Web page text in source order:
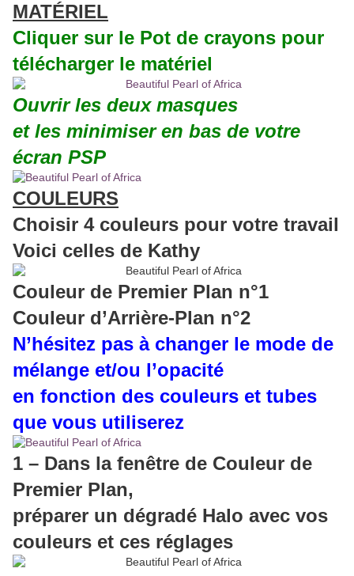
MATÉRIEL
Cliquer sur le Pot de crayons pour
télécharger le matériel
Ouvrir les deux masques
et les minimiser en bas de votre
écran PSP
COULEURS
Choisir 4 couleurs pour votre travail
Voici celles de Kathy
Couleur de Premier Plan n°1
Couleur d’Arrière-Plan n°2
N’hésitez pas à changer le mode de
mélange et/ou l’opacité
en fonction des couleurs et tubes
que vous utiliserez
1 – Dans la fenêtre de Couleur de
Premier Plan,
préparer un dégradé Halo avec vos
couleurs et ces réglages